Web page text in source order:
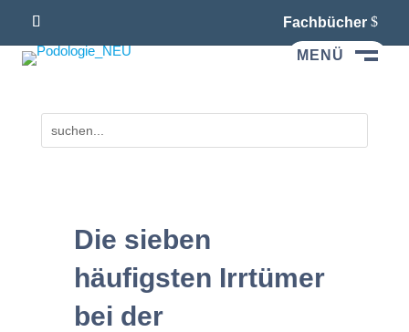
Fachbücher
MENÜ
Die sieben
häufigsten Irrtümer
bei der